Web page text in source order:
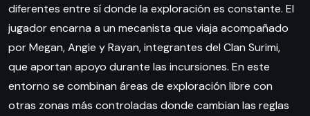
diferentes entre sí donde la exploración es constante. El
jugador encarna a un mecanista que viaja acompañado
por Megan, Angie y Rayan, integrantes del Clan Surimi,
que aportan apoyo durante las incursiones. En este
entorno se combinan áreas de exploración libre con
otras zonas más controladas donde cambian las reglas